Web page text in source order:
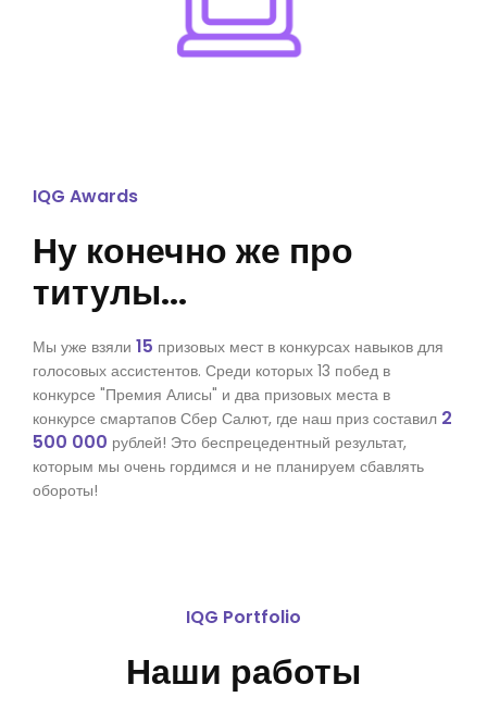
IQG Awards
Ну конечно же про
титулы...
Мы уже взяли 15 призовых мест в конкурсах навыков для
голосовых ассистентов. Среди которых 13 побед в
конкурсе "Премия Алисы" и два призовых места в
конкурсе смартапов Сбер Салют, где наш приз составил 2
500 000 рублей! Это беспрецедентный результат,
которым мы очень гордимся и не планируем сбавлять
обороты!
IQG Portfolio
Наши работы